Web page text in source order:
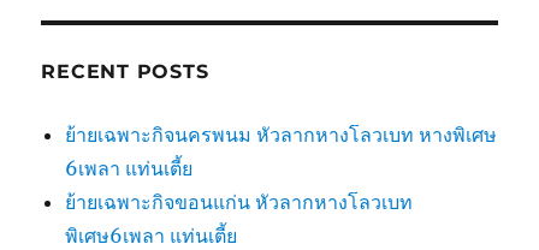
RECENT POSTS
ย้ายเฉพาะกิจนครพนม หัวลากหางโลวเบท หางพิเศษ
6เพลา แท่นเตี้ย
ย้ายเฉพาะกิจขอนแก่น หัวลากหางโลวเบท
พิเศษ6เพลา แท่นเตี้ย